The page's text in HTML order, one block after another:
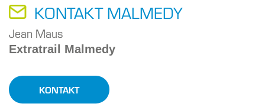
KONTAKT MALMEDY
Jean Maus
Extratrail Malmedy
KONTAKT